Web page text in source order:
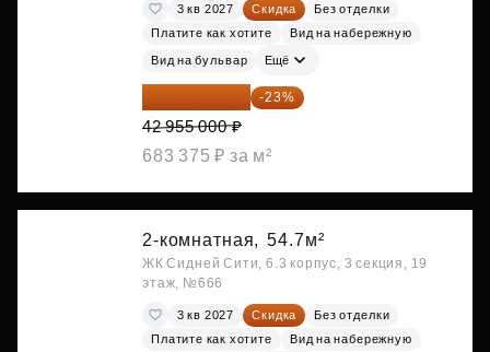
3 кв 2027 Скидка
Без отделки
Платите как хотите
Вид на набережную
Вид на бульвар Ещё
33 075 350 ₽ -23%
42 955 000 ₽
683 375 ₽ за м²
2-комнатная, 54.7м²
ЖК Сидней Сити, 6.3 корпус, 3 секция, 19
этаж, №666
3 кв 2027 Скидка
Без отделки
Платите как хотите
Вид на набережную